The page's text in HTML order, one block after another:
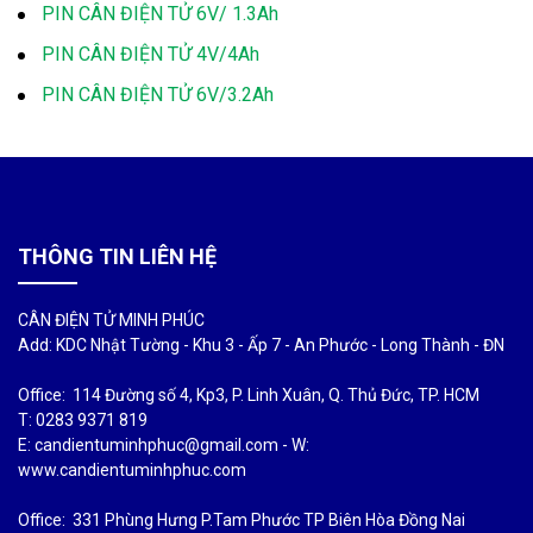
PIN CÂN ĐIỆN TỬ 6V/ 1.3Ah
PIN CÂN ĐIỆN TỬ 4V/4Ah
PIN CÂN ĐIỆN TỬ 6V/3.2Ah
THÔNG TIN LIÊN HỆ
CÂN ĐIỆN TỬ MINH PHÚC
Add: KDC Nhật Tường - Khu 3 - Ấp 7 - An Phước - Long Thành - ĐN
Office: 114 Đường số 4, Kp3, P. Linh Xuân, Q. Thủ Đức, TP. HCM
T: 0283 9371 819
E: candientuminhphuc@gmail.com - W:
www.candientuminhphuc.com
Office: 331 Phùng Hưng P.Tam Phước TP Biên Hòa Đồng Nai